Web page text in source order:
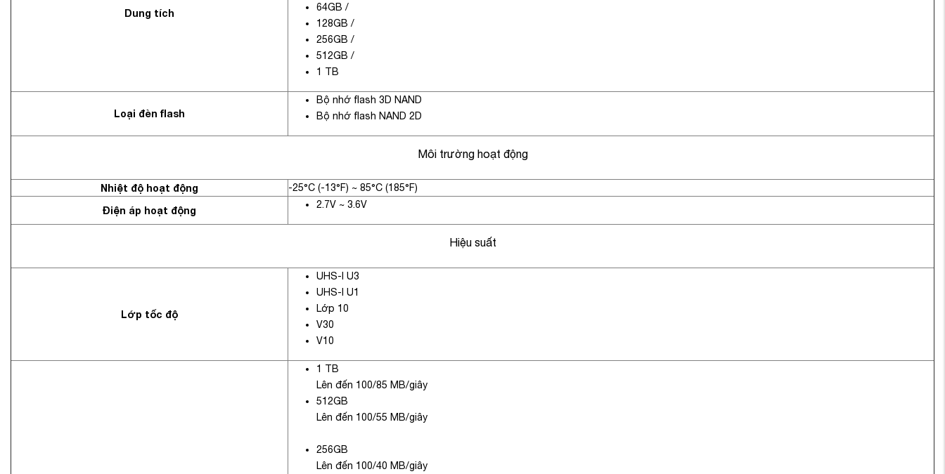
Dung tích
64GB /
128GB /
256GB /
512GB /
1 TB
Loại đèn flash
Bộ nhớ flash 3D NAND
Bộ nhớ flash NAND 2D
Môi trường hoạt động
Nhiệt độ hoạt động -25°C (-13°F) ~ 85°C (185°F)
Điện áp hoạt động 2.7V ~ 3.6V
Hiệu suất
Lớp tốc độ
UHS-I U3
UHS-I U1
Lớp 10
V30
V10
1 TB
Lên đến 100/85 MB/giây
512GB
Lên đến 100/55 MB/giây
256GB
Lên đến 100/40 MB/giây